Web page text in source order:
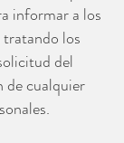
informar a los
tratando los
del
de cualquier